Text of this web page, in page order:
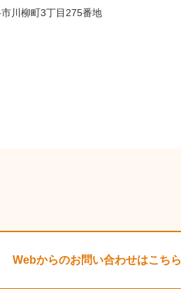
川柳町3丁目275番地
Webからのお問い合わせはこちら